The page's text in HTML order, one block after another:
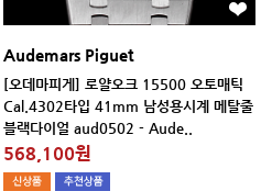
Audemars Piguet
블랙다이얼 aud0502 - Aude..
568,100원